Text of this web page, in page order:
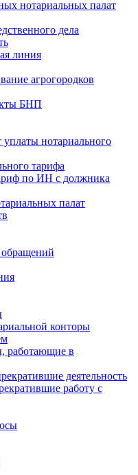
нотариальных палат
дела
линия
агрогородков
БНП
нотариального
тарифа
по ИН с должника
палат
обращений
конторы
работающие в
деятельность
работу с